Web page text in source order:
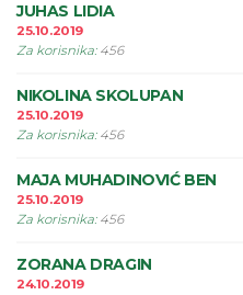
JUHAS LIDIA
25.10.2019
Za korisnika: 456
NIKOLINA SKOLUPAN
25.10.2019
Za korisnika: 456
MAJA MUHADINOVIĆ BEN
25.10.2019
Za korisnika: 456
ZORANA DRAGIN
24.10.2019